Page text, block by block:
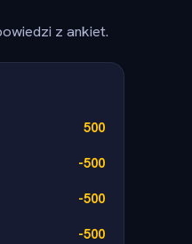
z ankiet.
500
-500
-500
-500